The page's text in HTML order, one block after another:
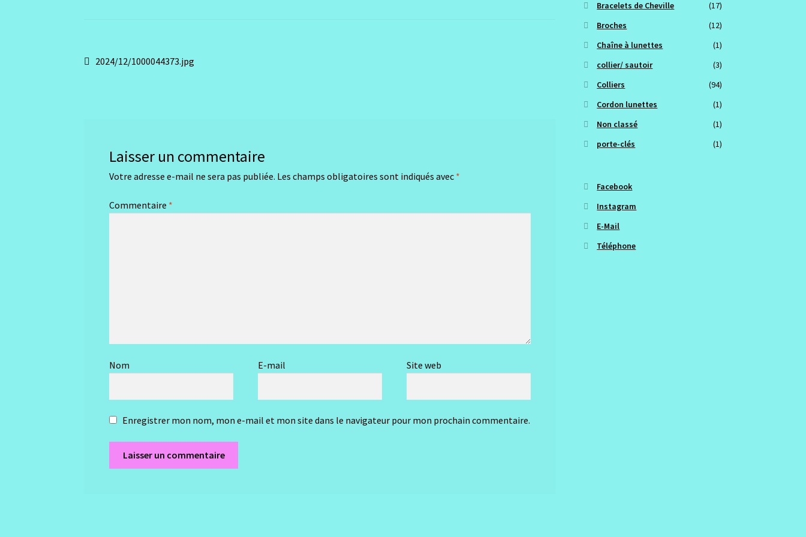
Navigation
Article
2024/12/1000044373.jpg
Laisser un commentaire
Votre adresse e-mail ne sera pas publiée. Les champs obligatoires sont indiqués avec *
Commentaire *
Nom E-mail Site web
Enregistrer mon nom, mon e-mail et mon site dans le navigateur pour mon prochain commentaire.
Bracelets de Cheville
(17)
Broches
(12)
Chaîne à lunettes
(1)
collier/ sautoir
(3)
Colliers
(94)
Cordon lunettes
(1)
Non classé
(1)
porte-clés
(1)
Facebook
Instagram
E-Mail
Téléphone